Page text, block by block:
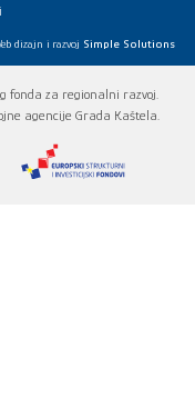
dizajn i razvoj Simple Solutions
fonda za regionalni razvoj.
agencije Grada Kaštela.